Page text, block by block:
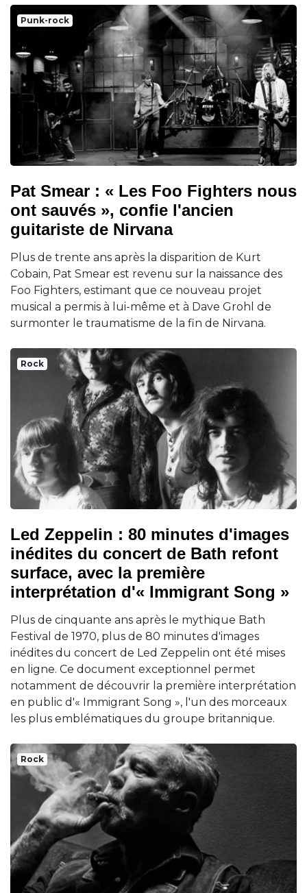
Punk-rock
Pat Smear : « Les Foo Fighters nous
ont sauvés », confie l'ancien
guitariste de Nirvana
Plus de trente ans après la disparition de Kurt
Cobain, Pat Smear est revenu sur la naissance des
Foo Fighters, estimant que ce nouveau projet
musical a permis à lui-même et à Dave Grohl de
surmonter le traumatisme de la fin de Nirvana.
Rock
Led Zeppelin : 80 minutes d'images
inédites du concert de Bath refont
surface, avec la première
interprétation d'« Immigrant Song »
Plus de cinquante ans après le mythique Bath
Festival de 1970, plus de 80 minutes d'images
inédites du concert de Led Zeppelin ont été mises
en ligne. Ce document exceptionnel permet
notamment de découvrir la première interprétation
en public d'« Immigrant Song », l'un des morceaux
les plus emblématiques du groupe britannique.
Rock